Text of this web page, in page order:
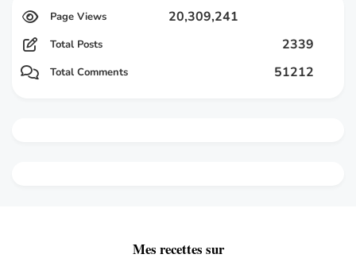
20,309,241
Total Posts 2339
Total Comments 51212
Mes recettes sur